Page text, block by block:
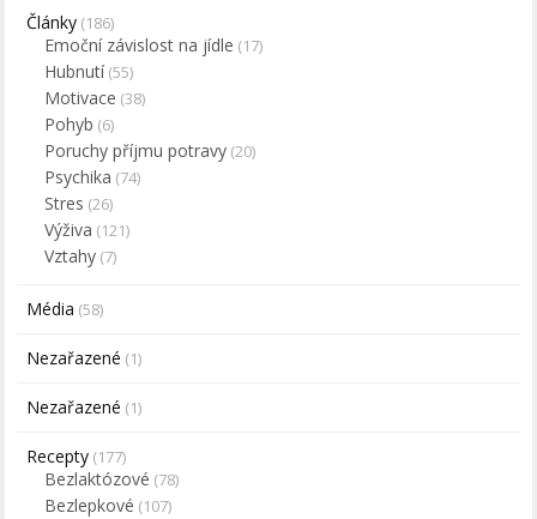
Články (186)
Emoční závislost na jídle (17)
Hubnutí(55)
Motivace (38)
Pohyb (6)
Poruchy příjmu potravy (20)
Psychika (74)
Stres (26)
Výživa (121)
Vztahy (7)
Média (58)
Nezařazené (1)
Nezařazené (1)
Recepty (177)
Bezlaktózové (78)
Bezlepkové (107)